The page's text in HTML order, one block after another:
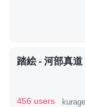
─GPTの仕組みと
昆虫ってカル
コオロギのカル
踏絵 - 河部真
456 users